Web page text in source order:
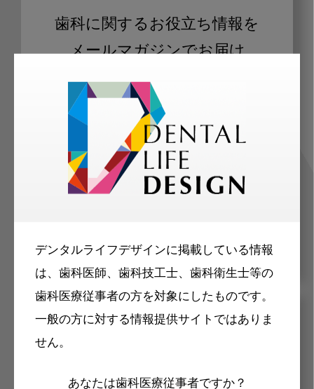
デンタルライフデザインに掲載している情報
は、歯科医師、歯科技工士、歯科衛生士等の
歯科医療従事者の方を対象にしたものです。
一般の方に対する情報提供サイトではありま
せん。
あなたは歯科医療従事者ですか？
歯科に関するお役立ち情報を
メールマガジンでお届け
ご登録いただいた職種（歯科医師、歯
科衛生士、歯科技工士）に合わせた内
容のメールマガジンをお届けします。
メリット